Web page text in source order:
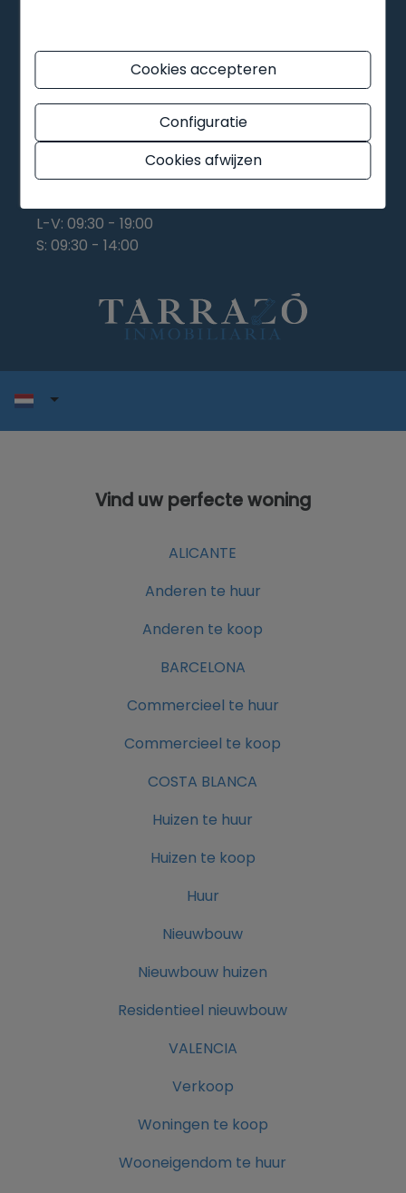
+34 639 12 60 69
info@tarrazoinmobiliaria.com
L-V: 09:30 - 19:00
S: 09:30 - 14:00
Vind uw perfecte woning
ALICANTE
Anderen te huur
Anderen te koop
BARCELONA
Commercieel te huur
Commercieel te koop
COSTA BLANCA
Huizen te huur
Huizen te koop
Huur
Nieuwbouw
Nieuwbouw huizen
Residentieel nieuwbouw
VALENCIA
Verkoop
Woningen te koop
Wooneigendom te huur
Cookies accepteren
Configuratie
Cookies afwijzen